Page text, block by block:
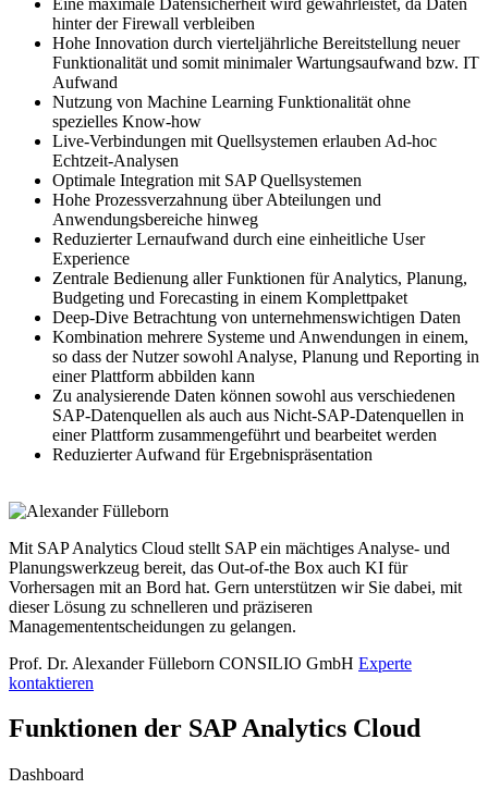
hinter der Firewall verbleiben
Hohe Innovation durch vierteljährliche Bereitstellung neuer
Funktionalität und somit minimaler Wartungsaufwand bzw. IT
Aufwand
Nutzung von Machine Learning Funktionalität ohne
spezielles Know-how
Live-Verbindungen mit Quellsystemen erlauben Ad-hoc
Echtzeit-Analysen
Optimale Integration mit SAP Quellsystemen
Hohe Prozessverzahnung über Abteilungen und
Anwendungsbereiche hinweg
Reduzierter Lernaufwand durch eine einheitliche User
Experience
Zentrale Bedienung aller Funktionen für Analytics, Planung,
Budgeting und Forecasting in einem Komplettpaket
Deep-Dive Betrachtung von unternehmenswichtigen Daten
Kombination mehrere Systeme und Anwendungen in einem,
so dass der Nutzer sowohl Analyse, Planung und Reporting in
einer Plattform abbilden kann
Zu analysierende Daten können sowohl aus verschiedenen
SAP-Datenquellen als auch aus Nicht-SAP-Datenquellen in
einer Plattform zusammengeführt und bearbeitet werden
Reduzierter Aufwand für Ergebnispräsentation
Mit SAP Analytics Cloud stellt SAP ein mächtiges Analyse- und
Planungswerkzeug bereit, das Out-of-the Box auch KI für
Vorhersagen mit an Bord hat. Gern unterstützen wir Sie dabei, mit
dieser Lösung zu schnelleren und präziseren
Managemententscheidungen zu gelangen.
Prof. Dr. Alexander Fülleborn CONSILIO GmbH Experte
kontaktieren
Funktionen der SAP Analytics Cloud
Dashboard